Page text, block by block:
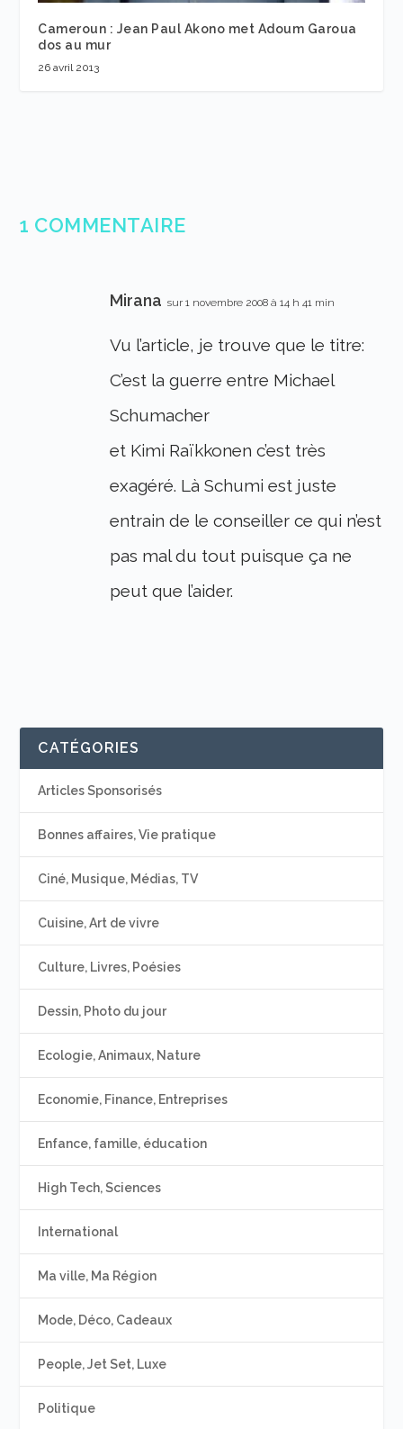
Cameroun : Jean Paul Akono met Adoum Garoua
dos au mur
26 avril 2013
1 COMMENTAIRE
Mirana sur 1 novembre 2008 à 14 h 41 min
Vu l’article, je trouve que le titre:
C’est la guerre entre Michael
Schumacher
et Kimi Raïkkonen c’est très
exagéré. Là Schumi est juste
entrain de le conseiller ce qui n’est
pas mal du tout puisque ça ne
peut que l’aider.
CATÉGORIES
Articles Sponsorisés
Bonnes affaires, Vie pratique
Ciné, Musique, Médias, TV
Cuisine, Art de vivre
Culture, Livres, Poésies
Dessin, Photo du jour
Ecologie, Animaux, Nature
Economie, Finance, Entreprises
Enfance, famille, éducation
High Tech, Sciences
International
Ma ville, Ma Région
Mode, Déco, Cadeaux
People, Jet Set, Luxe
Politique